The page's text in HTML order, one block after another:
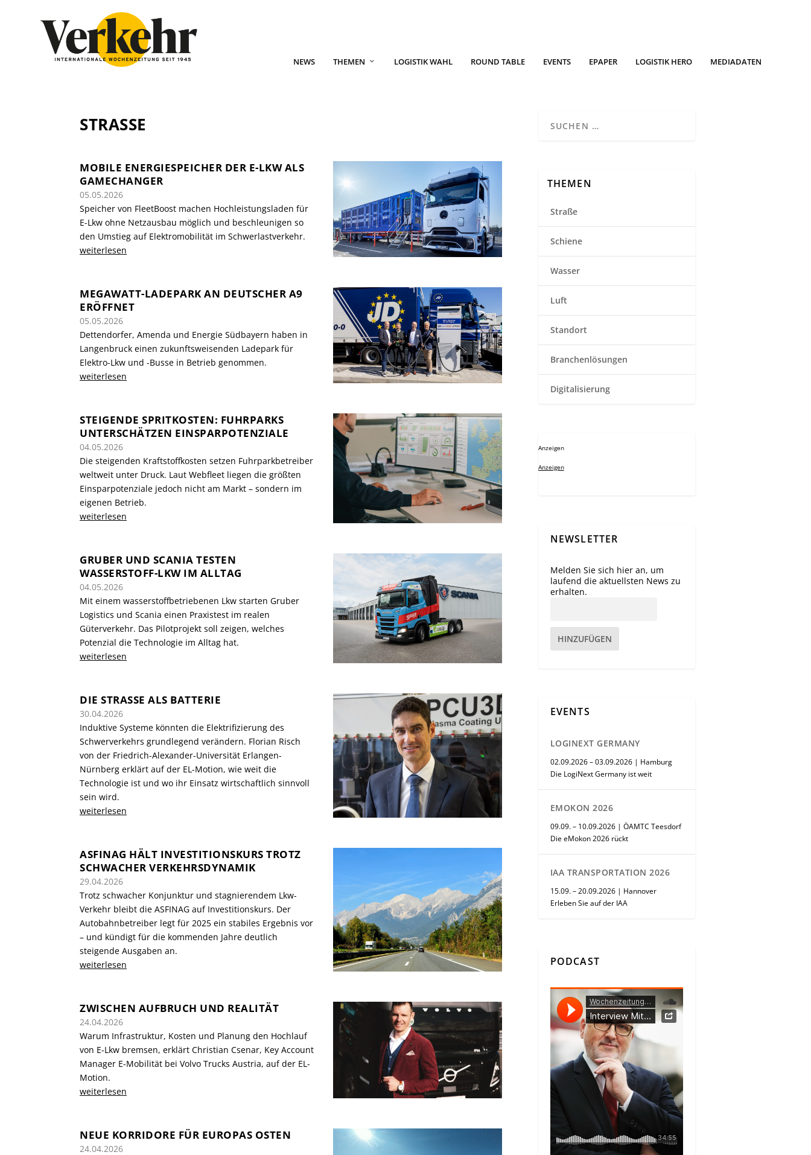
NEWS THEMEN LOGISTIK WAHL ROUND TABLE EVENTS EPAPER LOGISTIK HERO MEDIADATEN
STRASSE
MOBILE ENERGIESPEICHER DER E-LKW ALS
GAMECHANGER
05.05.2026
Speicher von FleetBoost machen Hochleistungsladen für
E-Lkw ohne Netzausbau möglich und beschleunigen so
den Umstieg auf Elektromobilität im Schwerlastverkehr.
weiterlesen
MEGAWATT-LADEPARK AN DEUTSCHER A9
ERÖFFNET
05.05.2026
Dettendorfer, Amenda und Energie Südbayern haben in
Langenbruck einen zukunftsweisenden Ladepark für
Elektro-Lkw und -Busse in Betrieb genommen.
weiterlesen
STEIGENDE SPRITKOSTEN: FUHRPARKS
UNTERSCHÄTZEN EINSPARPOTENZIALE
04.05.2026
Die steigenden Kraftstoffkosten setzen Fuhrparkbetreiber
weltweit unter Druck. Laut Webfleet liegen die größten
Einsparpotenziale jedoch nicht am Markt – sondern im
eigenen Betrieb.
weiterlesen
GRUBER UND SCANIA TESTEN
WASSERSTOFF-LKW IM ALLTAG
04.05.2026
Mit einem wasserstoffbetriebenen Lkw starten Gruber
Logistics und Scania einen Praxistest im realen
Güterverkehr. Das Pilotprojekt soll zeigen, welches
Potenzial die Technologie im Alltag hat.
weiterlesen
DIE STRASSE ALS BATTERIE
30.04.2026
Induktive Systeme könnten die Elektrifizierung des
Schwerverkehrs grundlegend verändern. Florian Risch
von der Friedrich-Alexander-Universität Erlangen-
Nürnberg erklärt auf der EL-Motion, wie weit die
Technologie ist und wo ihr Einsatz wirtschaftlich sinnvoll
sein wird.
weiterlesen
ASFINAG HÄLT INVESTITIONSKURS TROTZ
SCHWACHER VERKEHRSDYNAMIK
29.04.2026
Trotz schwacher Konjunktur und stagnierendem Lkw-
Verkehr bleibt die ASFINAG auf Investitionskurs. Der
Autobahnbetreiber legt für 2025 ein stabiles Ergebnis vor
– und kündigt für die kommenden Jahre deutlich
steigende Ausgaben an.
weiterlesen
ZWISCHEN AUFBRUCH UND REALITÄT
24.04.2026
Warum Infrastruktur, Kosten und Planung den Hochlauf
von E-Lkw bremsen, erklärt Christian Csenar, Key Account
Manager E-Mobilität bei Volvo Trucks Austria, auf der EL-
Motion.
weiterlesen
NEUE KORRIDORE FÜR EUROPAS OSTEN
24.04.2026
THEMEN
Straße
Schiene
Wasser
Luft
Standort
Branchenlösungen
Digitalisierung
Anzeigen
Anzeigen
NEWSLETTER
Melden Sie sich hier an, um
laufend die aktuellsten News zu
erhalten.
HINZUFÜGEN
EVENTS
LOGINEXT GERMANY
02.09.2026 – 03.09.2026 | Hamburg
Die LogiNext Germany ist weit
EMOKON 2026
09.09. – 10.09.2026 | ÖAMTC Teesdorf
Die eMokon 2026 rückt
IAA TRANSPORTATION 2026
15.09. – 20.09.2026 | Hannover
Erleben Sie auf der IAA
PODCAST